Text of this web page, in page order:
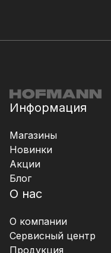
Информация
Магазины
Новинки
Акции
Блог
О нас
О компании
Сервисный центр
Продукция